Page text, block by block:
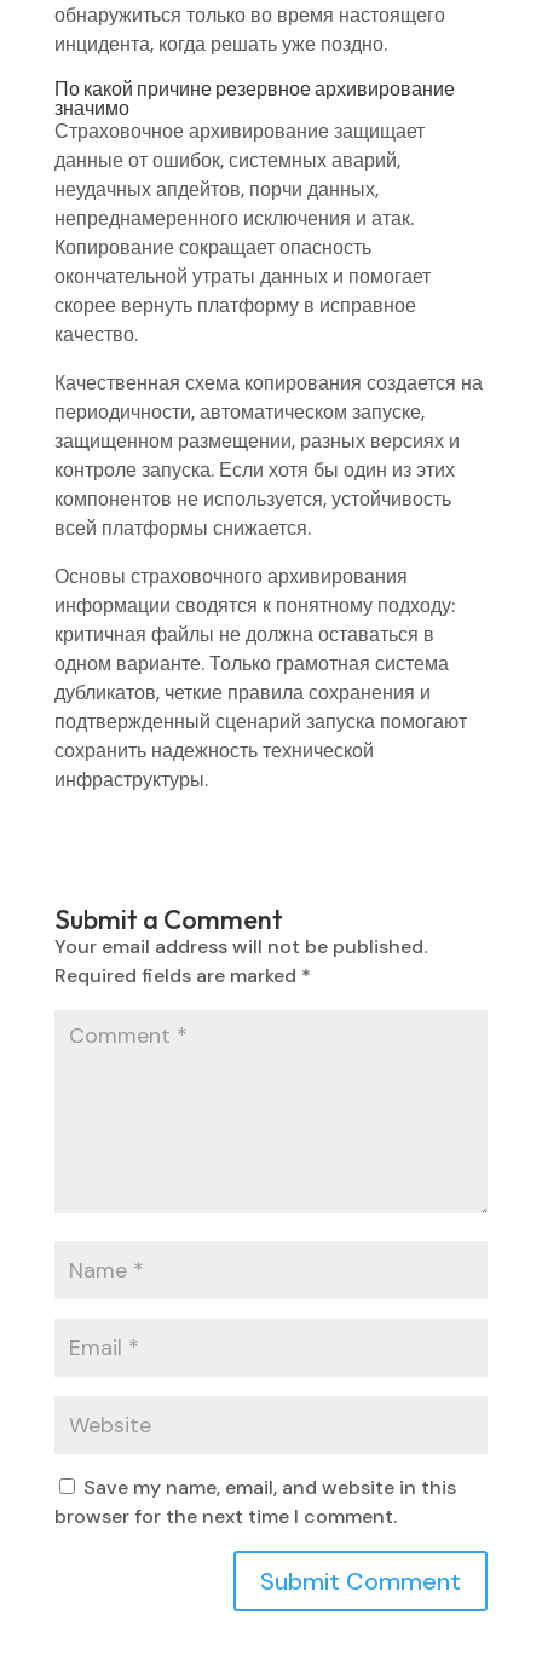
обнаружиться только во время настоящего
инцидента, когда решать уже поздно.
По какой причине резервное архивирование
значимо
Страховочное архивирование защищает
данные от ошибок, системных аварий,
неудачных апдейтов, порчи данных,
непреднамеренного исключения и атак.
Копирование сокращает опасность
окончательной утраты данных и помогает
скорее вернуть платформу в исправное
качество.
Качественная схема копирования создается на
периодичности, автоматическом запуске,
защищенном размещении, разных версиях и
контроле запуска. Если хотя бы один из этих
компонентов не используется, устойчивость
всей платформы снижается.
Основы страховочного архивирования
информации сводятся к понятному подходу:
критичная файлы не должна оставаться в
одном варианте. Только грамотная система
дубликатов, четкие правила сохранения и
подтвержденный сценарий запуска помогают
сохранить надежность технической
инфраструктуры.
Submit a Comment
Your email address will not be published.
Required fields are marked *
Save my name, email, and website in this
browser for the next time I comment.